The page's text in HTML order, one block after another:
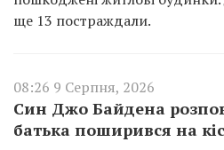
ще 13 постраждали.
08:26 9 Серпня, 2026
Син Джо Байдена
батька поширився на